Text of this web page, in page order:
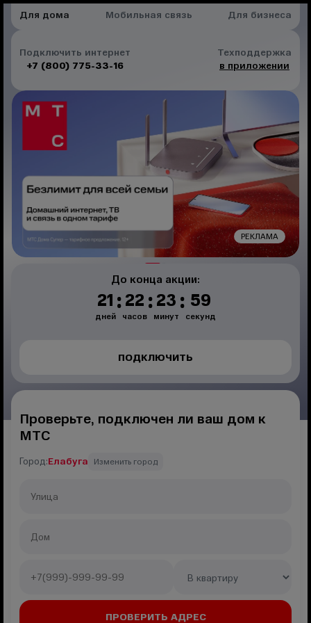
Для дома Мобильная связь Для бизнеса
Подключить интернет
+7 (800) 775-33-16
Техподдержка
в приложении
РЕКЛАМА
До конца акции:
21
дней:22
часов:23
минут: 59
секунд
ПОДКЛЮЧИТЬ
Проверьте, подключен ли ваш дом к
МТС
Город:Елабуга Изменить город